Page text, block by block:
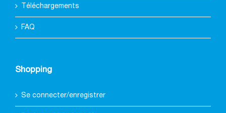
Téléchargements
FAQ
Shopping
Se connecter/enregistrer